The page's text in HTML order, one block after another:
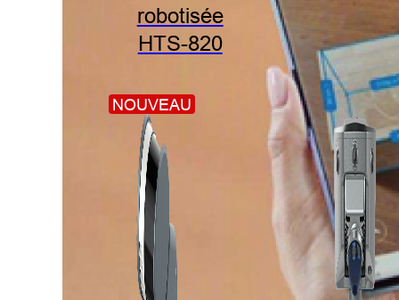
robotisée
HTS-820
NOUVEAU